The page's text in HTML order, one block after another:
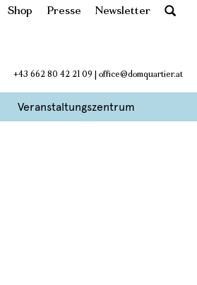
Shop Presse Newsletter
+43 662 80 42 21 09 | office@domquartier.at
Veranstaltungszentrum